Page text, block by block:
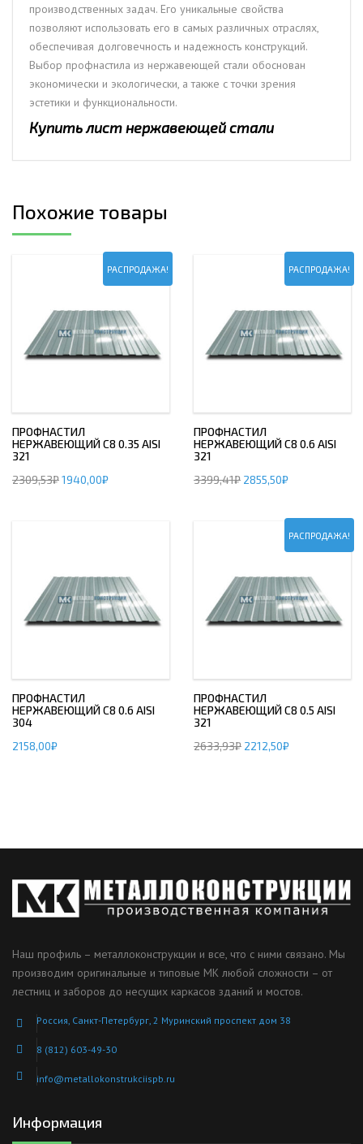
производственных задач. Его уникальные свойства
позволяют использовать его в самых различных отраслях,
обеспечивая долговечность и надежность конструкций.
Выбор профнастила из нержавеющей стали обоснован
экономически и экологически, а также с точки зрения
эстетики и функциональности.
Купить лист нержавеющей стали
Похожие товары
РАСПРОДАЖА!
ПРОФНАСТИЛ
НЕРЖАВЕЮЩИЙ С8 0.35 AISI
321
2309,53₽1940,00₽
РАСПРОДАЖА!
ПРОФНАСТИЛ
НЕРЖАВЕЮЩИЙ С8 0.6 AISI
321
3399,41₽ 2855,50₽
ПРОФНАСТИЛ
НЕРЖАВЕЮЩИЙ С8 0.6 AISI
304
2158,00₽
РАСПРОДАЖА!
ПРОФНАСТИЛ
НЕРЖАВЕЮЩИЙ С8 0.5 AISI
321
2633,93₽ 2212,50₽
Наш профиль – металлоконструкции и все, что с ними связано. Мы
производим оригинальные и типовые МК любой сложности – от
лестниц и заборов до несущих каркасов зданий и мостов.
Россия, Санкт-Петербург, 2 Муринский проспект дом 38
8 (812) 603-49-30
info@metallokonstrukciispb.ru
Информация